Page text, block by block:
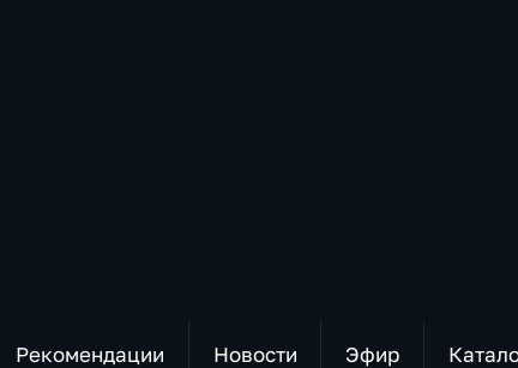
Рекомендации Новости Эфир